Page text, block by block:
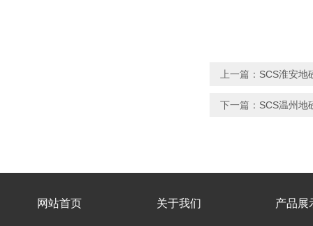
上一篇： SCS淮安地
下一篇： SCS温州地
网站首页 关于我们 产品展